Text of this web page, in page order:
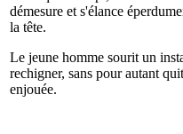
démesure et s'élance
la tête.
Le jeune homme sourit un
rechigner, sans pour autant
enjouée.